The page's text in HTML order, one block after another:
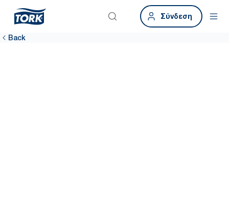
Σύνδεση
Back